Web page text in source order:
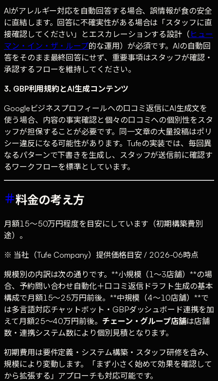
AIがアレルギー対応を自動回答する場合、誤情報が食の安全
に直結します。回答に不確実性がある場合は「スタッフに直
接確認してください」とエスカレーションする設計（ ヒュー
マン・イン・ザ・ループ的な運用）が必須です。AIの自動回
答をそのまま最終回答にせず、重要事項はスタッフが確認・
承認するフローを維持してください。
3. GBP利用規約とAI生成コンテンツ
Googleビジネスプロフィールへの口コミ返信にAI生成文を
使う場合、内容の事実確認と個々の口コミへの個別性をスタ
ッフが担保することが必要です。同一文章の大量投稿はポリ
シー違反になる可能性があります。Tufeの実装では、毎回異
なるパターンで下書きを生成し、スタッフが送信前に確認す
るワークフローを標準としています。
料金の考え方
月額15〜50万円程度を目安にしています（初期構築費別
途）。
※ 当社（Tufe Company）提供価格目安 / 2026-06時点
規模別の内訳は次の通りです。**小規模（1〜3店舗）**の場
合、予約問い合わせ自動化＋口コミ返信ドラフト生成の基本
構成で月額15〜25万円前後。**中規模（4〜10店舗）**で
は多言語対応チャットボット・GBPダッシュボード連携を加
えて月額25〜40万円前後。 チェーン・グループ店舗は店舗
数・連携システム数により個別見積となります。
初期費用は要件定義・システム構築・スタッフ研修を含み、
規模により変動します。「まず小さく始めて効果を確認して
から拡張する」アプローチも対応可能です。